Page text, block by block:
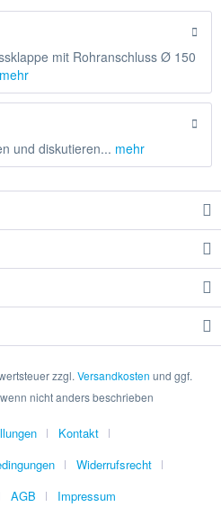
mit Rohranschluss Ø 150
mehr
und diskutieren... mehr
zzgl. Versandkosten und ggf.
nicht anders beschrieben
Kontakt
Widerrufsrecht
AGB Impressum